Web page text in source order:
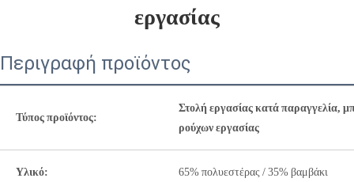
εργασίας
Περιγραφή προϊόντος
Τύπος προϊόντος:
Στολή εργασίας κατά παραγγελία,
ρούχων εργασίας
Υλικό: 65% πολυεστέρας / 35% βαμβάκι